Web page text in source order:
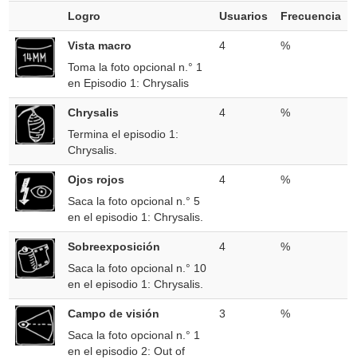
Logro Usuarios Frecuencia
Vista macro
Toma la foto opcional n.° 1
en Episodio 1: Chrysalis
4 %
Chrysalis
Termina el episodio 1:
Chrysalis.
4 %
Ojos rojos
Saca la foto opcional n.° 5
en el episodio 1: Chrysalis.
4 %
Sobreexposición
Saca la foto opcional n.° 10
en el episodio 1: Chrysalis.
4 %
Campo de visión
Saca la foto opcional n.° 1
en el episodio 2: Out of
3 %